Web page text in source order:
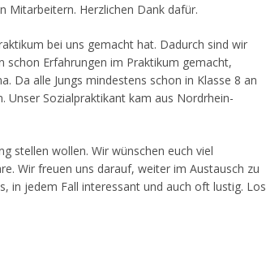
Mitarbeitern. Herzlichen Dank dafür.
bei uns gemacht hat. Dadurch sind wir
schon Erfahrungen im Praktikum gemacht,
Da alle Jungs mindestens schon in Klasse 8 an
Unser Sozialpraktikant kam aus Nordrhein-
stellen wollen. Wir wünschen euch viel
Wir freuen uns darauf, weiter im Austausch zu
in jedem Fall interessant und auch oft lustig. Los